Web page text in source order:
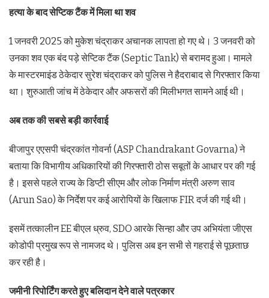
हत्या के बाद सेप्टिक टैंक में मिला था शव
1 जनवरी 2025 को मुकेश चंद्राकर अचानक लापता हो गए थे। 3 जनवरी को
उनका शव एक बंद पड़े सेप्टिक टैंक (Septic Tank) से बरामद हुआ। मामले
के मास्टरमाइंड ठेकेदार सुरेश चंद्राकर को पुलिस ने हैदराबाद से गिरफ्तार किया
था। शुरुआती जांच में ठेकेदार और अफसरों की मिलीभगत सामने आई थी।
अब तक की सबसे बड़ी कार्रवाई
बीजापुर एएसपी चंद्रकांत गोवर्ना (ASP Chandrakant Govarna) ने
बताया कि विभागीय अधिकारियों की गिरफ्तारी ठोस सबूतों के आधार पर की गई
है। इससे पहले राज्य के डिप्टी सीएम और लोक निर्माण मंत्री अरुण साव
(Arun Sao) के निर्देश पर कई आरोपियों के खिलाफ FIR दर्ज की गई थी।
इसमें तत्कालीन EE बीएल ध्रुव, SDO आरके सिन्हा और उप अभियंता जीएस
कोडोपी प्रमुख रूप से नामजद थे। पुलिस अब इन सभी से गहराई से पूछताछ
कर रही है।
जमीनी रिपोर्टिंग करते हुए बलिदान देने वाले पत्रकार